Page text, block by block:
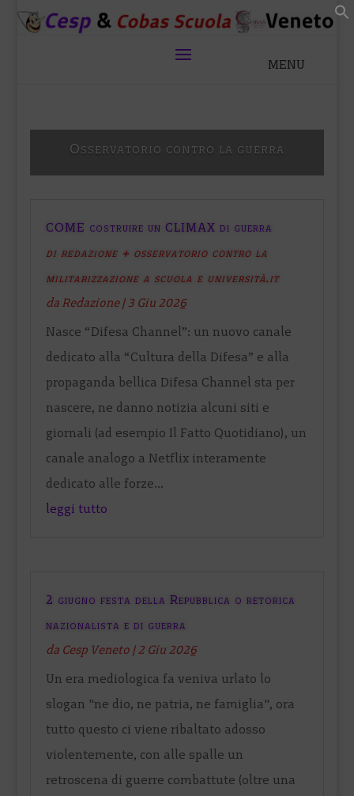
Osservatorio contro la guerra
COME costruire un CLIMAX di guerra
di redazione + osservatorio contro la
militarizzazione a scuola e università.it
da Redazione|3 Giu 2026
Nasce “Difesa Channel”: un nuovo canale
dedicato alla “Cultura della Difesa” e alla
propaganda bellica Difesa Channel sta per
nascere, ne danno notizia alcuni siti e
giornali (ad esempio Il Fatto Quotidiano), un
canale analogo a Netflix interamente
dedicato alle forze...
leggi tutto
2 giugno festa della Repubblica o retorica
nazionalista e di guerra
da Cesp Veneto | 2 Giu 2026
Un era mediologica fa veniva urlato lo
slogan "ne dio, ne patria, ne famiglia", ora
tutto questo ci viene ribaltato adosso
violentemente, con alle spalle un
retroscena di guerre combattute (oltre una